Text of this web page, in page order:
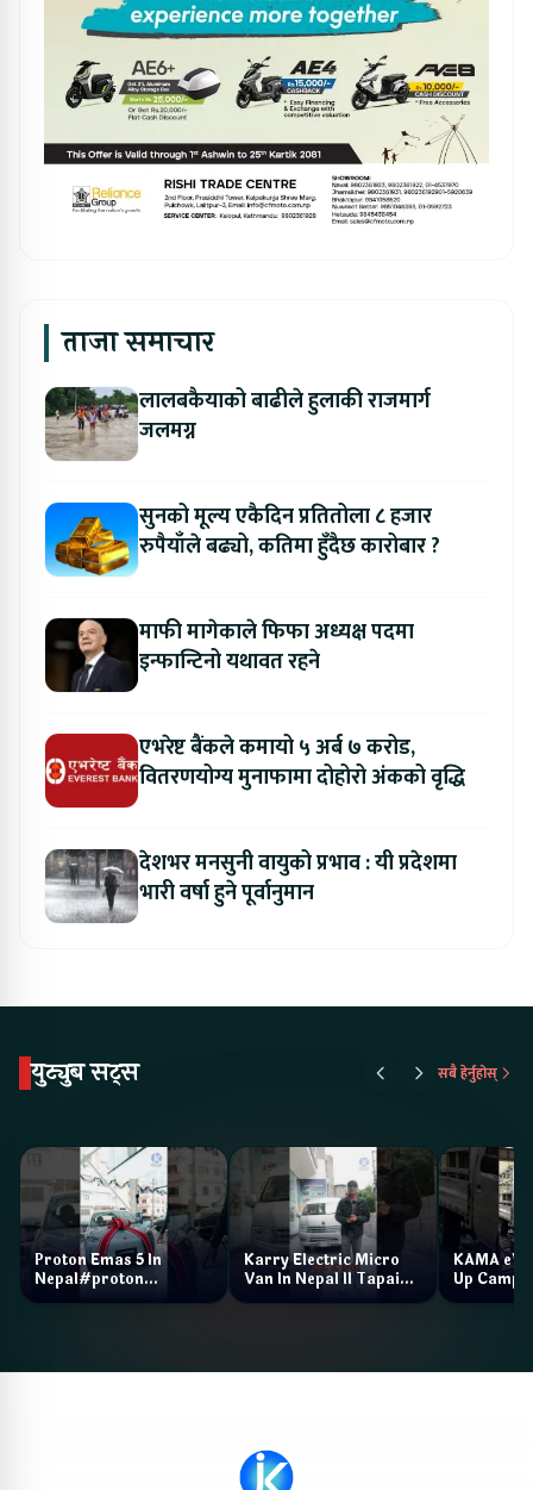
ताजा समाचार
लालबकैयाको बाढीले हुलाकी राजमार्ग
जलमग्न
सुनको मूल्य एकैदिन प्रतितोला ८ हजार
रुपैयाँले बढ्यो, कतिमा हुँदैछ कारोबार ?
माफी मागेकाले फिफा अध्यक्ष पदमा
इन्फान्टिनो यथावत रहने
एभरेष्ट बैंकले कमायो ५ अर्ब ७ करोड,
वितरणयोग्य मुनाफामा दोहोरो अंकको वृद्धि
देशभर मनसुनी वायुको प्रभाव : यी प्रदेशमा
भारी वर्षा हुने पूर्वानुमान
युट्युब सट्स सबै हेर्नुहोस्
Proton Emas 5 In
Nepal#proton
#protonemas5#protonnepal#evcarnepal
Karry Electric Micro
Van In Nepal II Tapaiko
Bazar II Jankari
KAMA eV
Up Camp